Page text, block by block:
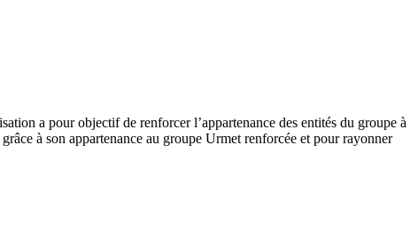
a pour objectif de renforcer l’appartenance des entités du groupe à
à son appartenance au groupe Urmet renforcée et pour rayonner